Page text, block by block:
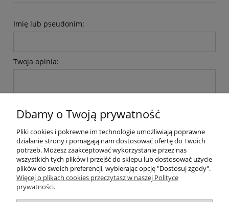
Imię lub pseudonim:
Twoja opinia:
wyślij
Pomoc
Moje konto
Dbamy o Twoją prywatność
Pliki cookies i pokrewne im technologie umożliwiają poprawne
działanie strony i pomagają nam dostosować ofertę do Twoich
potrzeb. Możesz zaakceptować wykorzystanie przez nas
wszystkich tych plików i przejść do sklepu lub dostosować użycie
plików do swoich preferencji, wybierając opcję "Dostosuj zgody".
Więcej o plikach cookies przeczytasz w naszej Polityce
prywatności.